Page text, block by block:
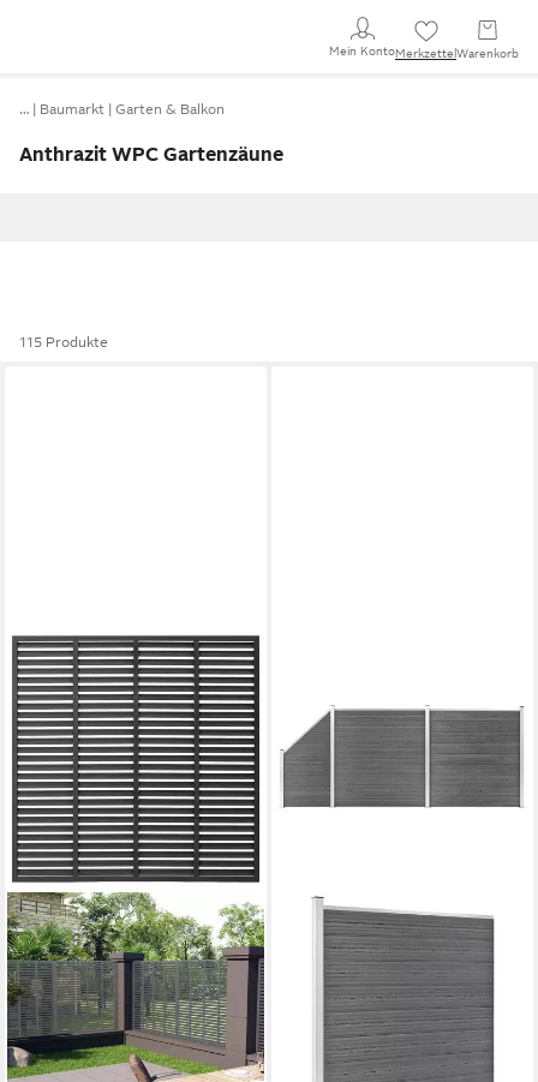
Mein KontoMerkzettel Warenkorb
… Baumarkt Garten & Balkon
Anthrazit WPC Gartenzäune
115 Produkte